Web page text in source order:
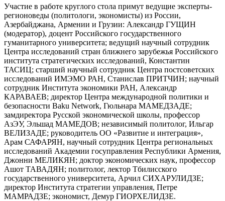
Участие в работе круглого стола примут ведущие эксперты-
регионоведы (политологи, экономисты) из России,
Азербайджана, Армении и Грузии: Александр ГУЩИН
(модератор), доцент Российского государственного
гуманитарного университета; ведущий научный сотрудник
Центра исследований стран ближнего зарубежья Российского
института стратегических исследований, Константин
ТАСИЦ; старший научный сотрудник Центра постсоветских
исследований ИМЭМО РАН, Станислав ПРИТЧИН; научный
сотрудник Института экономики РАН, Александр
КАРАВАЕВ; директор Центра международной политики и
безопасности Baku Network, Гюльнара МАМЕДЗАДЕ;
замдиректора Русской экономической школы, профессор
АзЭУ, Эльшад МАМЕДОВ; независимый политолог, Ильгар
ВЕЛИЗАДЕ; руководитель ОО «Развитие и интеграция»,
Арам САФАРЯН, научный сотрудник Центра региональных
исследований Академии госуправления Республики Армения,
Джонни МЕЛИКЯН; доктор экономических наук, профессор
Ашот ТАВАДЯН; политолог, лектор Тбилисского
государственного университета, Арчил СИХАРУЛИДЗЕ;
директор Института стратегии управления, Петре
МАМРАДЗЕ; экономист, Демур ГИОРХЕЛИДЗЕ.